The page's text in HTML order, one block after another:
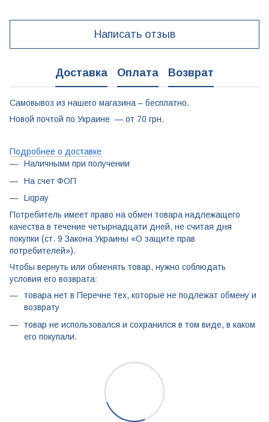
Написать отзыв
Доставка Оплата Возврат
Самовывоз из нашего магазина – бесплатно.
Новой почтой по Украине — от 70 грн.
Подробнее о доставке
Наличными при получении
На счет ФОП
Liqpay
Потребитель имеет право на обмен товара надлежащего
качества в течение четырнадцати дней, не считая дня
покупки (ст. 9 Закона Украины «О защите прав
потребителей»).
Чтобы вернуть или обменять товар, нужно соблюдать
условия его возврата:
товара нет в Перечне тех, которые не подлежат обмену и
возврату
товар не использовался и сохранился в том виде, в каком
его покупали.